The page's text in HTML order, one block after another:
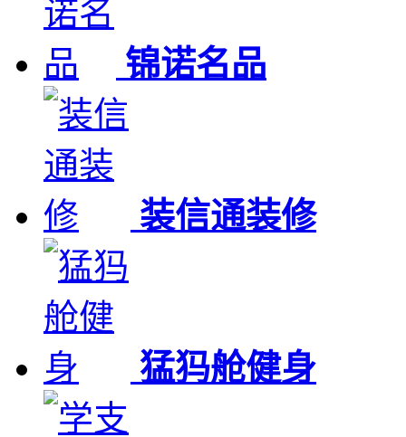
锦诺名品
装信通装修
猛犸舱健身